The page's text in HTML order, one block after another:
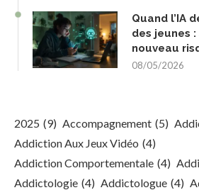
Quand l’IA
des jeunes
nouveau
08/05/2026
2025 (9) Accompagnement (5)
Addiction Aux Jeux Vidéo (4)
Addiction Comportementale (4)
Addictologie (4) Addictologue (4)